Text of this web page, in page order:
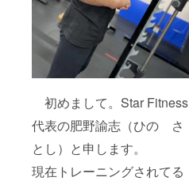
初めまして。Star Fitness
代表の肥野諭志（ひの さ
とし）と申します。
現在トレーニングされてる